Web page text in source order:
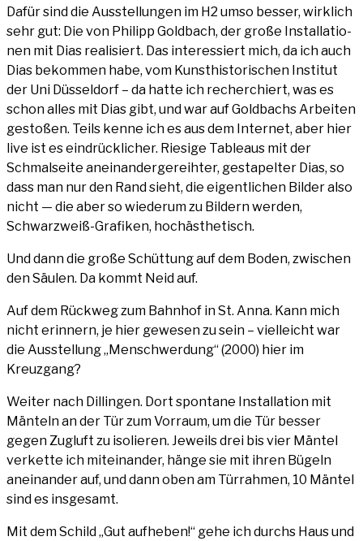
Dafür sind die Aus­stel­lun­gen im H2 umso bes­ser, wirk­lich
sehr gut: Die von Phil­ipp Gold­bach, der gro­ße Instal­la­tio­
nen mit Dias rea­li­siert. Das inter­es­siert mich, da ich auch
Dias bekom­men habe, vom Kunst­his­to­ri­schen Insti­tut
der Uni Düs­sel­dorf – da hat­te ich recher­chiert, was es
schon alles mit Dias gibt, und war auf Gold­bachs Arbei­ten
gesto­ßen. Teils ken­ne ich es aus dem Inter­net, aber hier
live ist es ein­drück­li­cher. Rie­si­ge Tableaus mit der
Schmal­sei­te anein­an­der­ge­reih­ter, gesta­pel­ter Dias, so
dass man nur den Rand sieht, die eigent­li­chen Bil­der also
nicht — die aber so wie­der­um zu Bil­dern wer­den,
Schwarz­weiß-Gra­fi­ken, hochästhetisch.
Und dann die gro­ße Schüt­tung auf dem Boden, zwi­schen
den Säu­len. Da kommt Neid auf.
Auf dem Rück­weg zum Bahn­hof in St. Anna. Kann mich
nicht erin­nern, je hier gewe­sen zu sein – viel­leicht war
die Aus­stel­lung „Mensch­wer­dung“ (2000) hier im
Kreuzgang?
Wei­ter nach Dil­lin­gen. Dort spon­ta­ne Instal­la­ti­on mit
Män­teln an der Tür zum Vor­raum, um die Tür bes­ser
gegen Zug­luft zu iso­lie­ren. Jeweils drei bis vier Män­tel
ver­ket­te ich mit­ein­an­der, hän­ge sie mit ihren Bügeln
anein­an­der auf, und dann oben am Tür­rah­men, 10 Män­tel
sind es insgesamt.
Mit dem Schild „Gut auf­he­ben!“ gehe ich durchs Haus und